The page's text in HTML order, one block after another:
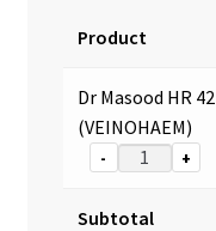
Product
Dr Masood HR 42
(VEINOHAEM)
- +
Subtotal